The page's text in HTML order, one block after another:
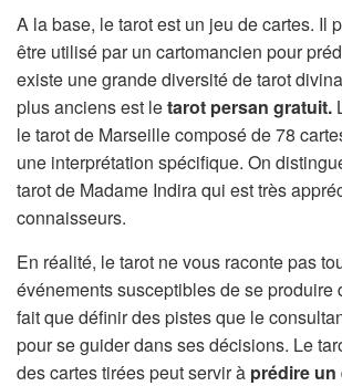
A la base, le tarot est un jeu de cartes. Il
être utilisé par un cartomancien pour
existe une grande diversité de tarot
plus anciens est letarot persan gratuit.
le tarot de Marseille composé de 78
une interprétation spécifique. On
tarot de Madame Indira qui est très
connaisseurs.
En réalité, le tarot ne vous raconte pas
événements susceptibles de se produire
fait que définir des pistes que le
pour se guider dans ses décisions. Le
des cartes tirées peut servir à prédire un